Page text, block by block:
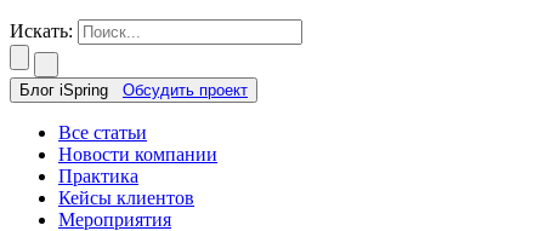
Искать:
Блог iSpring Обсудить проект
Все статьи
Новости компании
Практика
Кейсы клиентов
Мероприятия